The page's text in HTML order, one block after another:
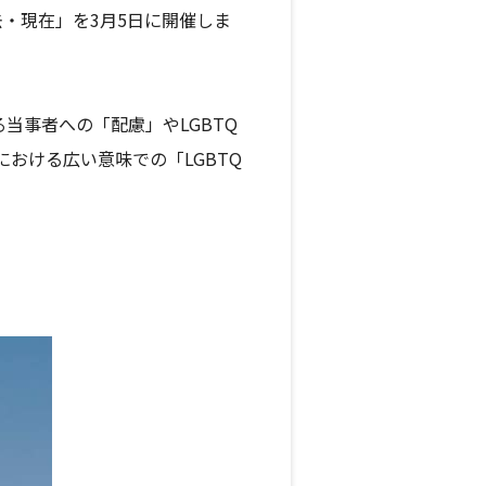
現在」を3月5日に開催しま
事者への「配慮」やLGBTQ
ける広い意味での「LGBTQ